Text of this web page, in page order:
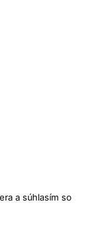
a súhlasím so